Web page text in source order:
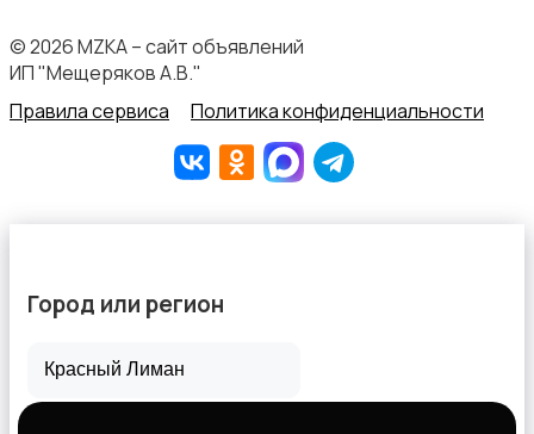
© 2026 MZKA – сайт объявлений
ИП "Мещеряков А.В."
Правила сервиса
Политика конфиденциальности
Город или регион
Все города